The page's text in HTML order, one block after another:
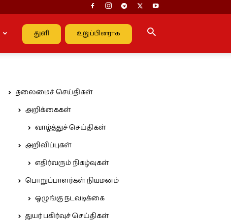
துளி உறுப்பினராக
தலைமைச் செய்திகள்
அறிக்கைகள்
வாழ்த்துச் செய்திகள்
அறிவிப்புகள்
எதிர்வரும் நிகழ்வுகள்
பொறுப்பாளர்கள் நியமனம்
ஒழுங்கு நடவடிக்கை
துயர் பகிர்வுச் செய்திகள்